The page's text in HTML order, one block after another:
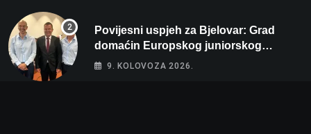
Povijesni uspjeh za Bjelovar: Grad
domaćin Europskog juniorskog
prvenstva u plivanju 2027!
9. KOLOVOZA 2026.